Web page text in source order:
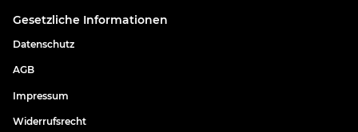
Gesetzliche Informationen
Datenschutz
AGB
Impressum
Widerrufsrecht